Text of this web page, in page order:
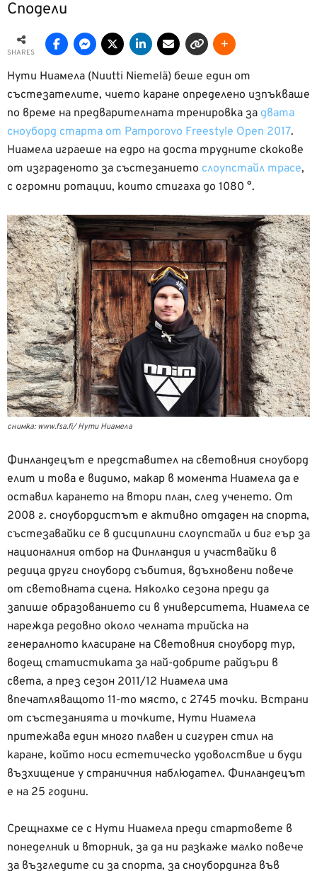
Сподели
SHARES
Нути Ниамела (Nuutti Niemelä) беше един от
състезателите, чието каране определено изпъкваше
по време на предварителната тренировка за двата
сноуборд старта от Pamporovo Freestyle Open 2017.
Ниамела играеше на едро на доста трудните скокове
от изграденото за състезанието слоупстайл трасе,
с огромни ротации, които стигаха до 1080 °.
снимка: www.fsa.fi/ Нути Ниамела
Финландецът е представител на световния сноуборд
елит и това е видимо, макар в момента Ниамела да е
оставил карането на втори план, след ученето. От
2008 г. сноубордистът е активно отдаден на спорта,
състезавайки се в дисциплини слоупстайл и биг еър за
националния отбор на Финландия и участвайки в
редица други сноуборд събития, вдъхновени повече
от световната сцена. Няколко сезона преди да
запише образованието си в университета, Ниамела се
нарежда редовно около челната трийска на
генералното класиране на Световния сноуборд тур,
водещ статистиката за най-добрите райдъри в
света, а през сезон 2011/12 Ниамела има
впечатляващото 11-то място, с 2745 точки. Встрани
от състезанията и точките, Нути Ниамела
притежава един много плавен и сигурен стил на
каране, който носи естетическо удоволствие и буди
възхищение у страничния наблюдател. Финландецът
е на 25 години.
Срещнахме се с Нути Ниамела преди стартовете в
понеделник и вторник, за да ни разкаже малко повече
за възгледите си за спорта, за сноубординга във